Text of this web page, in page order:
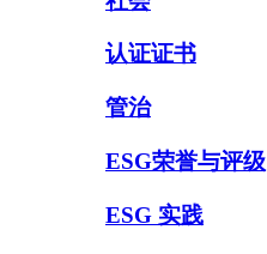
认证证书
管治
ESG荣誉与评级
ESG 实践